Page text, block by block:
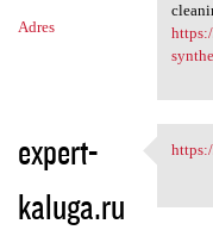
Adres
expert-
kaluga.ru